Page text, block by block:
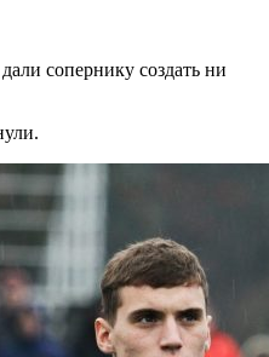
сопернику создать ни